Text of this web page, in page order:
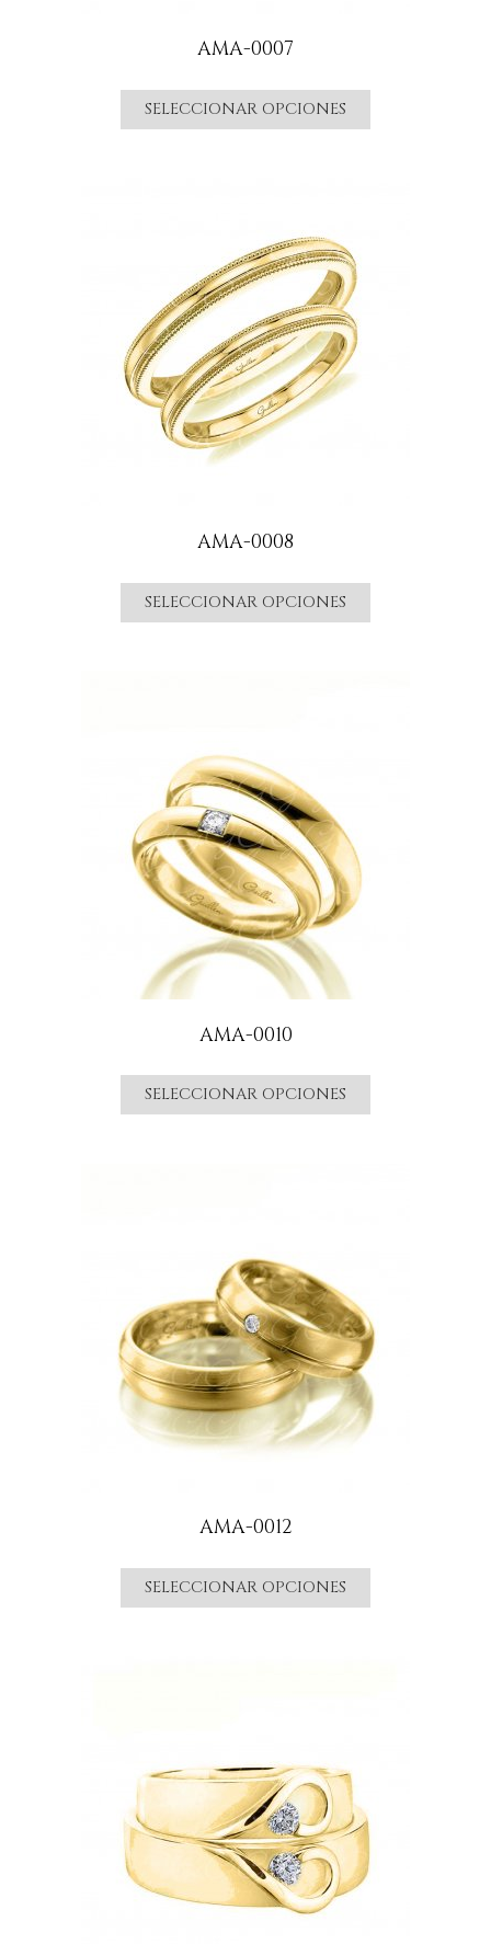
AMA-0007
SELECCIONAR OPCIONES
AMA-0008
SELECCIONAR OPCIONES
AMA-0010
SELECCIONAR OPCIONES
AMA-0012
SELECCIONAR OPCIONES